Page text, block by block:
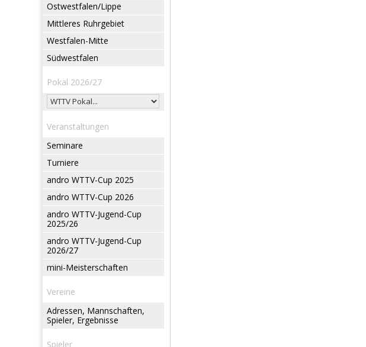
Ostwestfalen/Lippe
Mittleres Ruhrgebiet
Westfalen-Mitte
Südwestfalen
Pokal 2026/27
Veranstaltungen
Seminare
Turniere
andro WTTV-Cup 2025
andro WTTV-Cup 2026
andro WTTV-Jugend-Cup
2025/26
andro WTTV-Jugend-Cup
2026/27
mini-Meisterschaften
Vereine
Adressen, Mannschaften,
Spieler, Ergebnisse
Spieler